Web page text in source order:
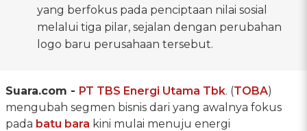
yang berfokus pada penciptaan nilai sosial
melalui tiga pilar, sejalan dengan perubahan
logo baru perusahaan tersebut.
Suara.com - PT TBS Energi Utama Tbk. (TOBA)
mengubah segmen bisnis dari yang awalnya fokus
pada batu bara kini mulai menuju energi